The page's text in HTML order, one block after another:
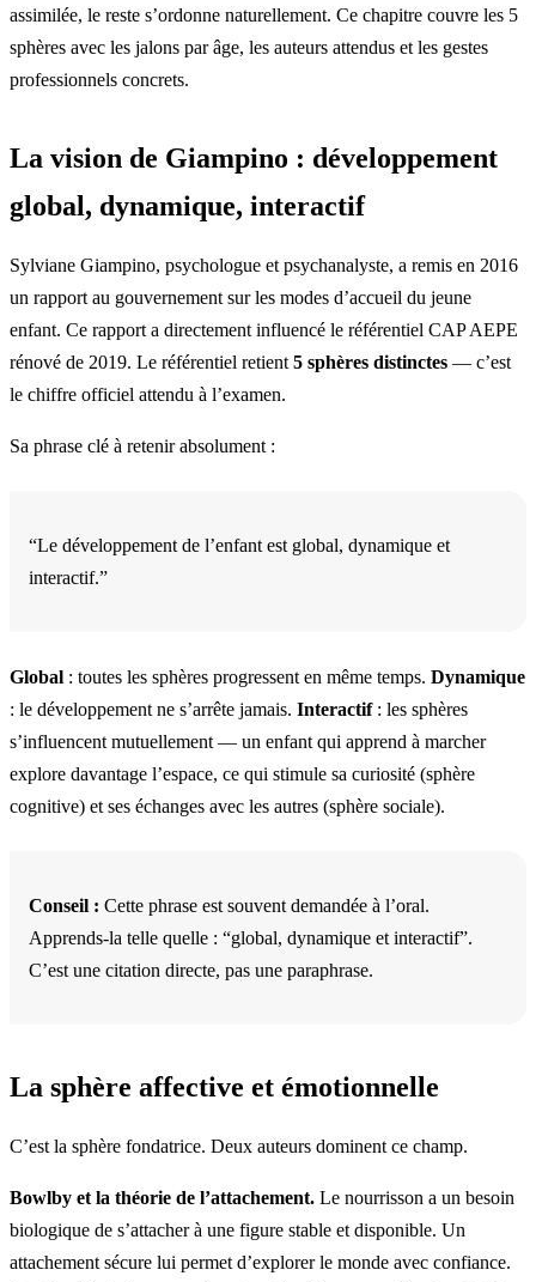
assimilée, le reste s’ordonne naturellement. Ce chapitre couvre les 5
sphères avec les jalons par âge, les auteurs attendus et les gestes
professionnels concrets.
La vision de Giampino : développement
global, dynamique, interactif
Sylviane Giampino, psychologue et psychanalyste, a remis en 2016
un rapport au gouvernement sur les modes d’accueil du jeune
enfant. Ce rapport a directement influencé le référentiel CAP AEPE
rénové de 2019. Le référentiel retient 5 sphères distinctes — c’est
le chiffre officiel attendu à l’examen.
Sa phrase clé à retenir absolument :
“Le développement de l’enfant est global, dynamique et
interactif.”
Global : toutes les sphères progressent en même temps. Dynamique
: le développement ne s’arrête jamais. Interactif: les sphères
s’influencent mutuellement — un enfant qui apprend à marcher
explore davantage l’espace, ce qui stimule sa curiosité (sphère
cognitive) et ses échanges avec les autres (sphère sociale).
Conseil : Cette phrase est souvent demandée à l’oral.
Apprends-la telle quelle : “global, dynamique et interactif”.
C’est une citation directe, pas une paraphrase.
La sphère affective et émotionnelle
C’est la sphère fondatrice. Deux auteurs dominent ce champ.
Bowlby et la théorie de l’attachement. Le nourrisson a un besoin
biologique de s’attacher à une figure stable et disponible. Un
attachement sécure lui permet d’explorer le monde avec confiance.